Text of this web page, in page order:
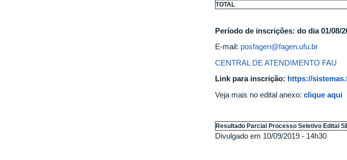
TOTAL
Período de inscrições: do dia 01/08/
E-mail: posfagen@fagen.ufu.br
CENTRAL DE ATENDIMENTO FAU
Link para inscrição: https://
Veja mais no edital anexo: clique aqui
Resultado Parcial Processo Seletivo Edital
Divulgado em 10/09/2019 - 14h30